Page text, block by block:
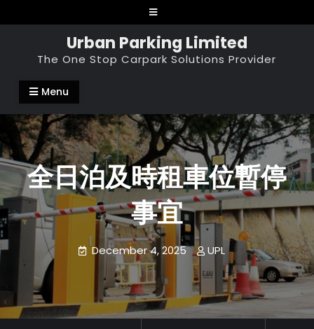
to
Urban Parking Limited
The One Stop Carpark Solutions Provider
Menu
全日泊及時租車位暫停
事宜
December 4, 2025 UPL